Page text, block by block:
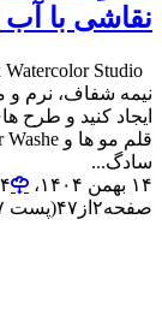
نقاشی با
نیمه شفاف، نرم و
ایجاد کنید و طرح
ساد‌گ...
۱۴ بهمن ۱۴۰۴،‏ ۱۵:۳۴
صفحه۲ از ۴۷(پست ۷ تا ۱۲)